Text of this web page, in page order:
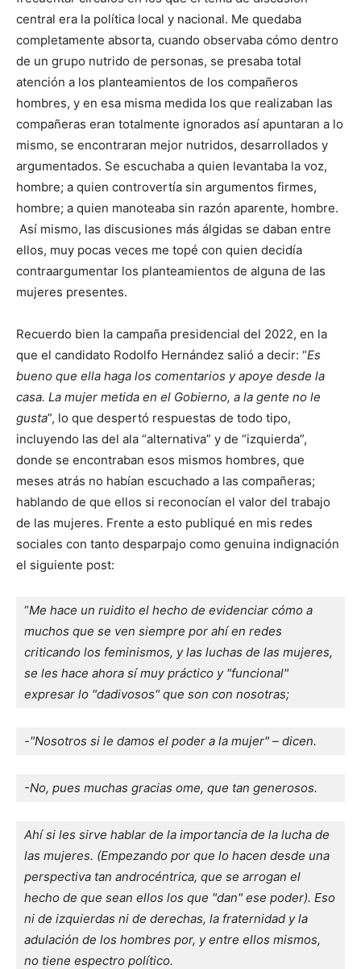
central era la política local y nacional. Me quedaba
completamente absorta, cuando observaba cómo dentro
de un grupo nutrido de personas, se presaba total
atención a los planteamientos de los compañeros
hombres, y en esa misma medida los que realizaban las
compañeras eran totalmente ignorados así apuntaran a lo
mismo, se encontraran mejor nutridos, desarrollados y
argumentados. Se escuchaba a quien levantaba la voz,
hombre; a quien controvertía sin argumentos firmes,
hombre; a quien manoteaba sin razón aparente, hombre.
Así mismo, las discusiones más álgidas se daban entre
ellos, muy pocas veces me topé con quien decidía
contraargumentar los planteamientos de alguna de las
mujeres presentes.
Recuerdo bien la campaña presidencial del 2022, en la
que el candidato Rodolfo Hernández salió a decir: “Es
bueno que ella haga los comentarios y apoye desde la
casa. La mujer metida en el Gobierno, a la gente no le
gusta”, lo que despertó respuestas de todo tipo,
incluyendo las del ala “alternativa” y de “izquierda”,
donde se encontraban esos mismos hombres, que
meses atrás no habían escuchado a las compañeras;
hablando de que ellos si reconocían el valor del trabajo
de las mujeres. Frente a esto publiqué en mis redes
sociales con tanto desparpajo como genuina indignación
el siguiente post:
“Me hace un ruidito el hecho de evidenciar cómo a
muchos que se ven siempre por ahí en redes
criticando los feminismos, y las luchas de las mujeres,
se les hace ahora sí muy práctico y "funcional"
expresar lo "dadivosos" que son con nosotras;
-"Nosotros si le damos el poder a la mujer" – dicen.
-No, pues muchas gracias ome, que tan generosos.
Ahí si les sirve hablar de la importancia de la lucha de
las mujeres. (Empezando por que lo hacen desde una
perspectiva tan androcéntrica, que se arrogan el
hecho de que sean ellos los que "dan" ese poder). Eso
ni de izquierdas ni de derechas, la fraternidad y la
adulación de los hombres por, y entre ellos mismos,
no tiene espectro político.